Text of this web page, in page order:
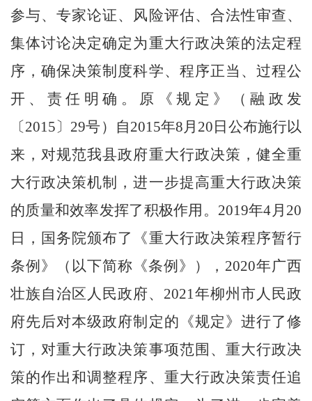
参与、专家论证、风险评估、合法性审查、
集体讨论决定确定为重大行政决策的法定程
序，确保决策制度科学、程序正当、过程公
开、责任明确。原《规定》（融政发
〔2015〕 29号）自2015年8月 20 日公布施行以
来，对规范我县政府重大行政决策，健全重
大行政决策机制，进一步提高重大行政决策
的质量和效率发挥了积极作用。 2019年4月 20
日，国务院颁布了《重大行政决策程序暂行
条例》（以下简称《条例》）， 2020年广西
壮族自治区人民政府、 2021年柳州市人民政
府先后对本级政府制定的 《规定》 进行了修
订，对重大行政决策事项范围、重大行政决
策的作出和调整程序、重大行政决策责任追